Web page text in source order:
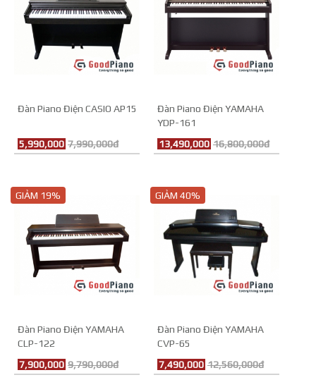
Đàn Piano Điện CASIO AP15
5,990,000 7,990,000đ
Đàn Piano Điện YAMAHA
YDP-161
13,490,000 16,800,000đ
GIẢM 19%
Đàn Piano Điện YAMAHA
CLP-122
7,900,000 9,790,000đ
GIẢM 40%
Đàn Piano Điện YAMAHA
CVP-65
7,490,000 12,560,000đ